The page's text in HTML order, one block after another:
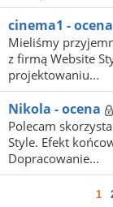
cinema1 - ocena
Mieliśmy
z firmą Website
projektowaniu...
Nikola - ocena
Polecam
Style. Efekt
Dopracowanie...
1